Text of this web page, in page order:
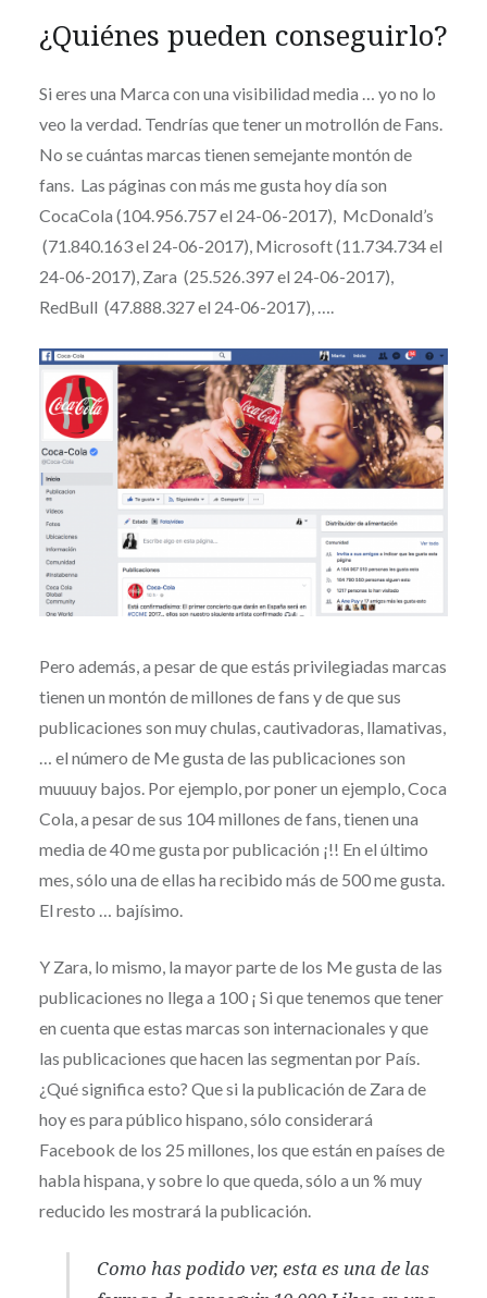
¿Quiénes pueden conseguirlo?
Si eres una Marca con una visibilidad media … yo no lo
veo la verdad. Tendrías que tener un motrollón de Fans.
No se cuántas marcas tienen semejante montón de
fans. Las páginas con más me gusta hoy día son
CocaCola (104.956.757 el 24-06-2017), McDonald’s
(71.840.163 el 24-06-2017), Microsoft (11.734.734 el
24-06-2017), Zara (25.526.397 el 24-06-2017),
RedBull (47.888.327 el 24-06-2017), ….
Pero además, a pesar de que estás privilegiadas marcas
tienen un montón de millones de fans y de que sus
publicaciones son muy chulas, cautivadoras, llamativas,
… el número de Me gusta de las publicaciones son
muuuuy bajos. Por ejemplo, por poner un ejemplo, Coca
Cola, a pesar de sus 104 millones de fans, tienen una
media de 40 me gusta por publicación ¡!! En el último
mes, sólo una de ellas ha recibido más de 500 me gusta.
El resto … bajísimo.
Y Zara, lo mismo, la mayor parte de los Me gusta de las
publicaciones no llega a 100 ¡ Si que tenemos que tener
en cuenta que estas marcas son internacionales y que
las publicaciones que hacen las segmentan por País.
¿Qué significa esto? Que si la publicación de Zara de
hoy es para público hispano, sólo considerará
Facebook de los 25 millones, los que están en países de
habla hispana, y sobre lo que queda, sólo a un % muy
reducido les mostrará la publicación.
Como has podido ver, esta es una de las